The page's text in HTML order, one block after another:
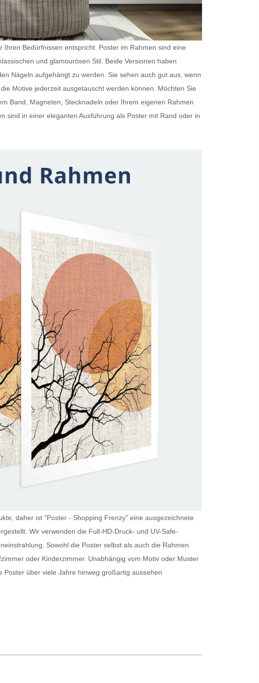
Ihren Bedürfnissen entspricht. Poster im Rahmen sind eine
und glamourösen Stil. Beide Versionen haben
Nägeln aufgehängt zu werden. Sie sehen auch gut aus, wenn
die Motive jederzeit ausgetauscht werden können. Möchten Sie
Band, Magneten, Stecknadeln oder Ihrem eigenen Rahmen
sind in einer eleganten Ausführung als Poster mit Rand oder in
daher ist "Poster - Shopping Frenzy" eine ausgezeichnete
Wir verwenden die Full-HD-Druck- und UV-Safe-
Sowohl die Poster selbst als auch die Rahmen
oder Kinderzimmer. Unabhängig vom Motiv oder Muster
Poster über viele Jahre hinweg großartig aussehen